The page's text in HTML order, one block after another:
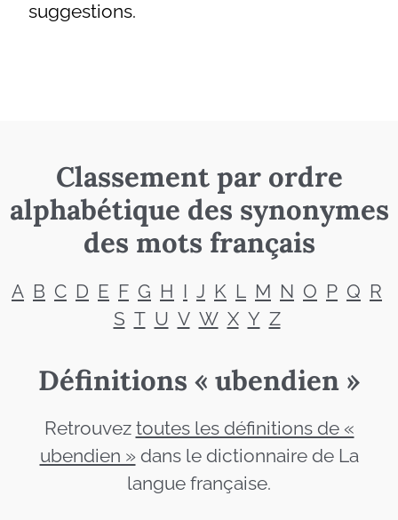
suggestions.
Classement par ordre
alphabétique des synonymes
des mots français
A B C D E F G H I J K L M N O P Q R
S T U V W X Y Z
Définitions « ubendien »
Retrouvez toutes les définitions de «
ubendien »dans le dictionnaire de La
langue française.